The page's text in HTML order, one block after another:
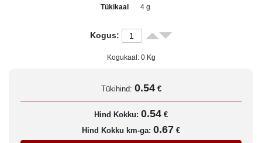
Tükikaal
4 g
Kogus:
Kogukaal: 0Kg
Tükihind: 0.54 €
Hind Kokku: 0.54 €
Hind Kokku km-ga: 0.67 €